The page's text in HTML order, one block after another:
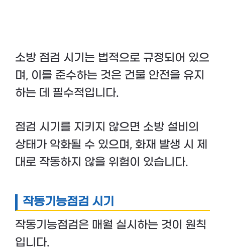
소방 점검 시기는 법적으로 규정되어 있으
며, 이를 준수하는 것은 건물 안전을 유지
하는 데 필수적입니다.
점검 시기를 지키지 않으면 소방 설비의
상태가 악화될 수 있으며, 화재 발생 시 제
대로 작동하지 않을 위험이 있습니다.
작동기능점검 시기
작동기능점검은 매월 실시하는 것이 원칙
입니다.